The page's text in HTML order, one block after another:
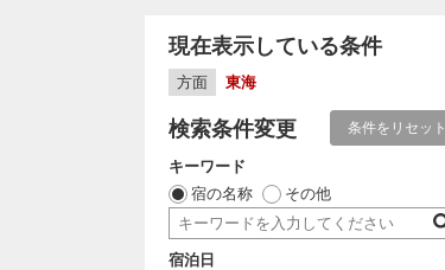
現在表示している条件
方面 東海
検索条件変更 条件をリセット
キーワード
宿の名称
その他
宿泊日